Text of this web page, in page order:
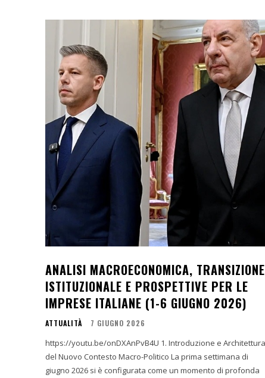
ANALISI MACROECONOMICA, TRANSIZIONE
ISTITUZIONALE E PROSPETTIVE PER LE
IMPRESE ITALIANE (1-6 GIUGNO 2026)
ATTUALITÀ 7 GIUGNO 2026
https://youtu.be/onDXAnPvB4U 1. Introduzione e Architettura
del Nuovo Contesto Macro-Politico La prima settimana di
giugno 2026 si è configurata come un momento di profonda